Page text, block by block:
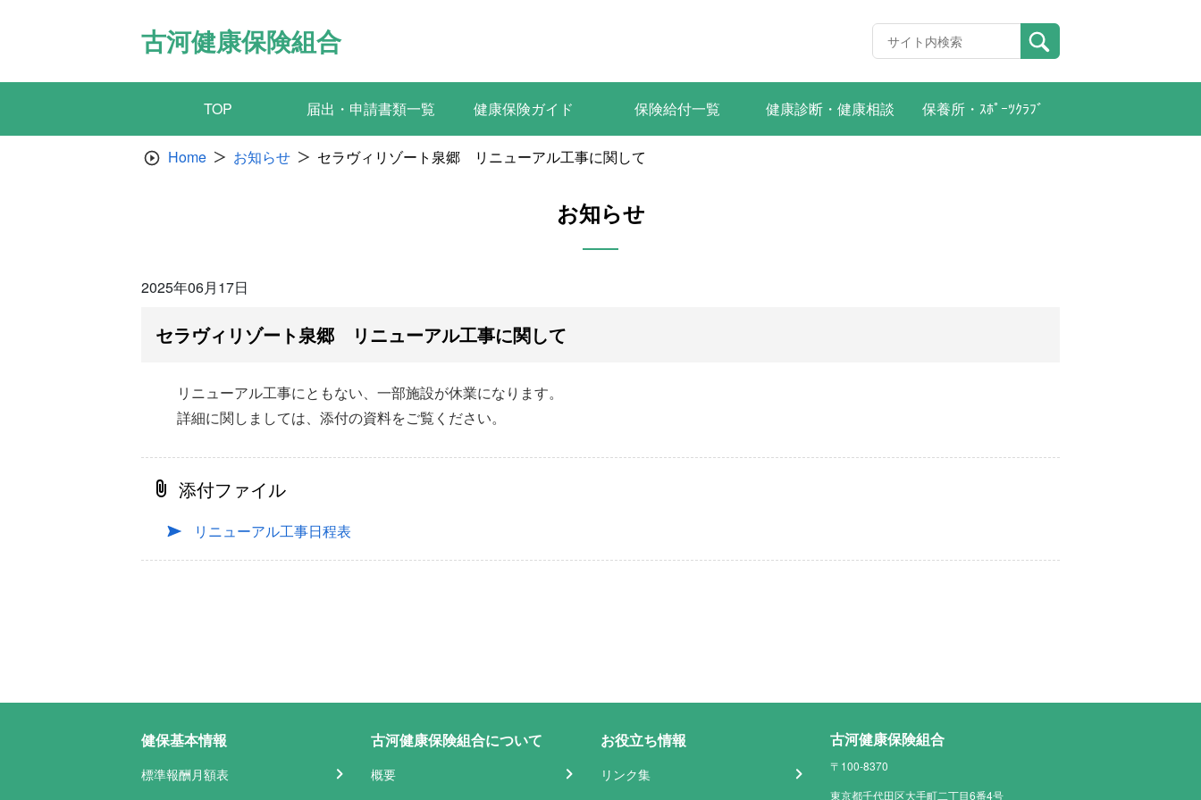
古河健康保険組合
TOP 届出・申請書類一覧 健康保険ガイド 保険給付一覧 健康診断・健康相談 保養所・ｽﾎﾟｰﾂｸﾗﾌﾞ
Home お知らせ セラヴィリゾート泉郷 リニューアル工事に関して
お知らせ
2025年06月17日
セラヴィリゾート泉郷 リニューアル工事に関して
リニューアル工事にともない、一部施設が休業になります。
詳細に関しましては、添付の資料をご覧ください。
添付ファイル
リニューアル工事日程表
健保基本情報
標準報酬月額表
古河健康保険組合について
概要
お役立ち情報
リンク集
古河健康保険組合
〒100-8370
東京都千代田区大手町二丁目6番4号